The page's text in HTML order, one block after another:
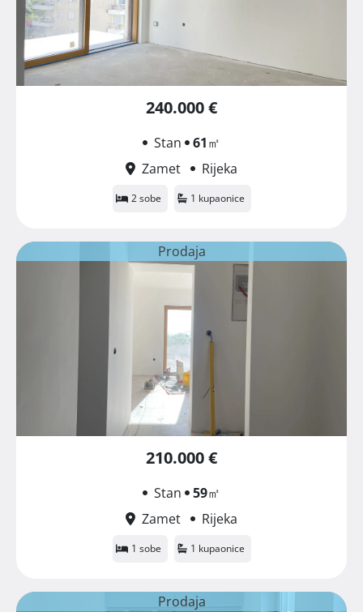
240.000 €
Stan 61㎡
Zamet
Rijeka
2 sobe 1 kupaonice
Prodaja
210.000 €
Stan 59㎡
Zamet
Rijeka
1 sobe 1 kupaonice
Prodaja